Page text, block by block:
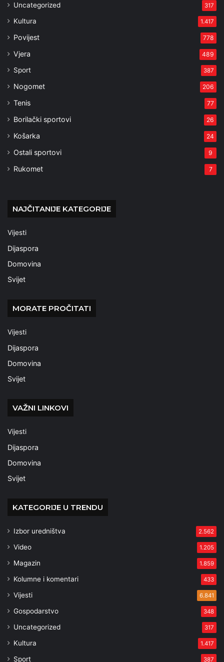
Uncategorized 317
Kultura 1.417
Povijest 778
Vjera 489
Sport 387
Nogomet 206
Tenis 77
Borilački sportovi 26
Košarka 24
Ostali sportovi 9
Rukomet 7
NAJČITANIJE KATEGORIJE
Vijesti
Dijaspora
Domovina
Svijet
MORATE PROČITATI
Vijesti
Dijaspora
Domovina
Svijet
VAŽNI LINKOVI
Vijesti
Dijaspora
Domovina
Svijet
KATEGORIJE U TRENDU
Izbor uredništva 2.562
Video 1.205
Magazin 1.859
Kolumne i komentari 433
Vijesti 6.841
Gospodarstvo 348
Uncategorized 317
Kultura 1.417
Sport 387